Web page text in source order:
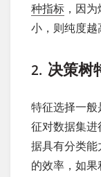
种指标 ，因
小，则纯度越
2. 决策树
特征选择一
征对数据集
据具有分类能
的效率，如